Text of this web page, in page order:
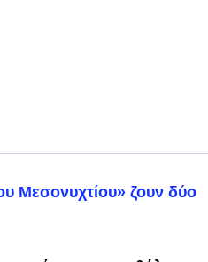
Μεσονυχτίου» ζουν δύο